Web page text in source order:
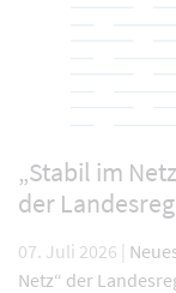
„Stabil im
der
07. Juli 2026 |
Netz“ der